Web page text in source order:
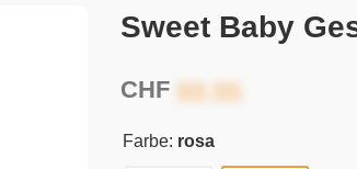
Sweet Baby
CHF
Farbe: rosa